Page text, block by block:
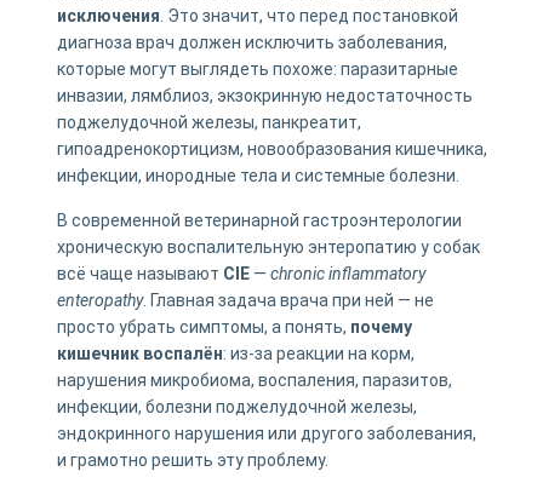
исключения . Это значит, что перед постановкой
диагноза врач должен исключить заболевания,
которые могут выглядеть похоже: паразитарные
инвазии, лямблиоз, экзокринную недостаточность
поджелудочной железы, панкреатит,
гипоадренокортицизм, новообразования кишечника,
инфекции, инородные тела и системные болезни.
В современной ветеринарной гастроэнтерологии
хроническую воспалительную энтеропатию у собак
всё чаще называют CIE— chronic inflammatory
enteropathy. Главная задача врача при ней — не
просто убрать симптомы, а понять, почему
кишечник воспалён: из-за реакции на корм,
нарушения микробиома, воспаления, паразитов,
инфекции, болезни поджелудочной железы,
эндокринного нарушения или другого заболевания,
и грамотно решить эту проблему.